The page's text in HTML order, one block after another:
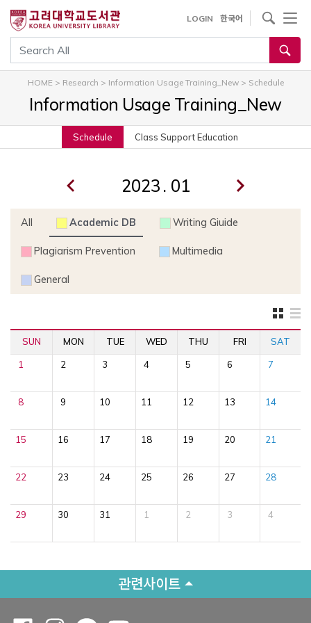
건
기
통합검색
LOGIN 한국어
사이트내 검색
HOME> Research > Information Usage Training_New> Schedule
Information Usage Training_New
Schedule Class Support Education
.
All Academic DB Writing Giuide
Plagiarism Prevention Multimedia
General
SUN MON TUE WED THU FRI SAT
1 2 3 4 5 6 7
8 9 10 11 12 13 14
15 16 17 18 19 20 21
22 23 24 25 26 27 28
29 30 31 1 2 3 4
관련사이트